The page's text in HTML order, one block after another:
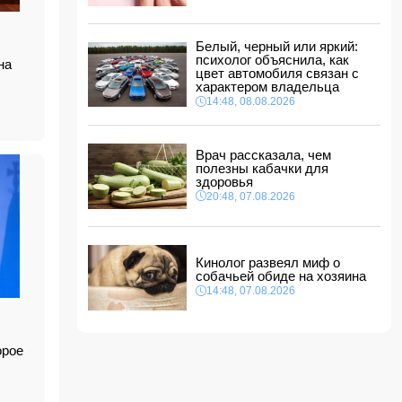
ФИФА выступила с заявлением на фоне
ВС РФ взяли под контроль Ивановку в
Харьковской области
14:04, 08.08.2026
14:00, 08.08.2026
Никол Пашинян позвонил Ильхаму Алиеву
12:48, 08.08.2026
СМИ: США ищут на Кубе фигуру для
повторения "венесуэльского сценария"
Белый, черный или яркий:
психолог объяснила, как
цвет автомобиля связан с
характером владельца
14:48, 08.08.2026
Врач рассказала, чем
полезны кабачки для
здоровья
20:48, 07.08.2026
Кинолог развеял миф о
собачьей обиде на хозяина
14:48, 07.08.2026